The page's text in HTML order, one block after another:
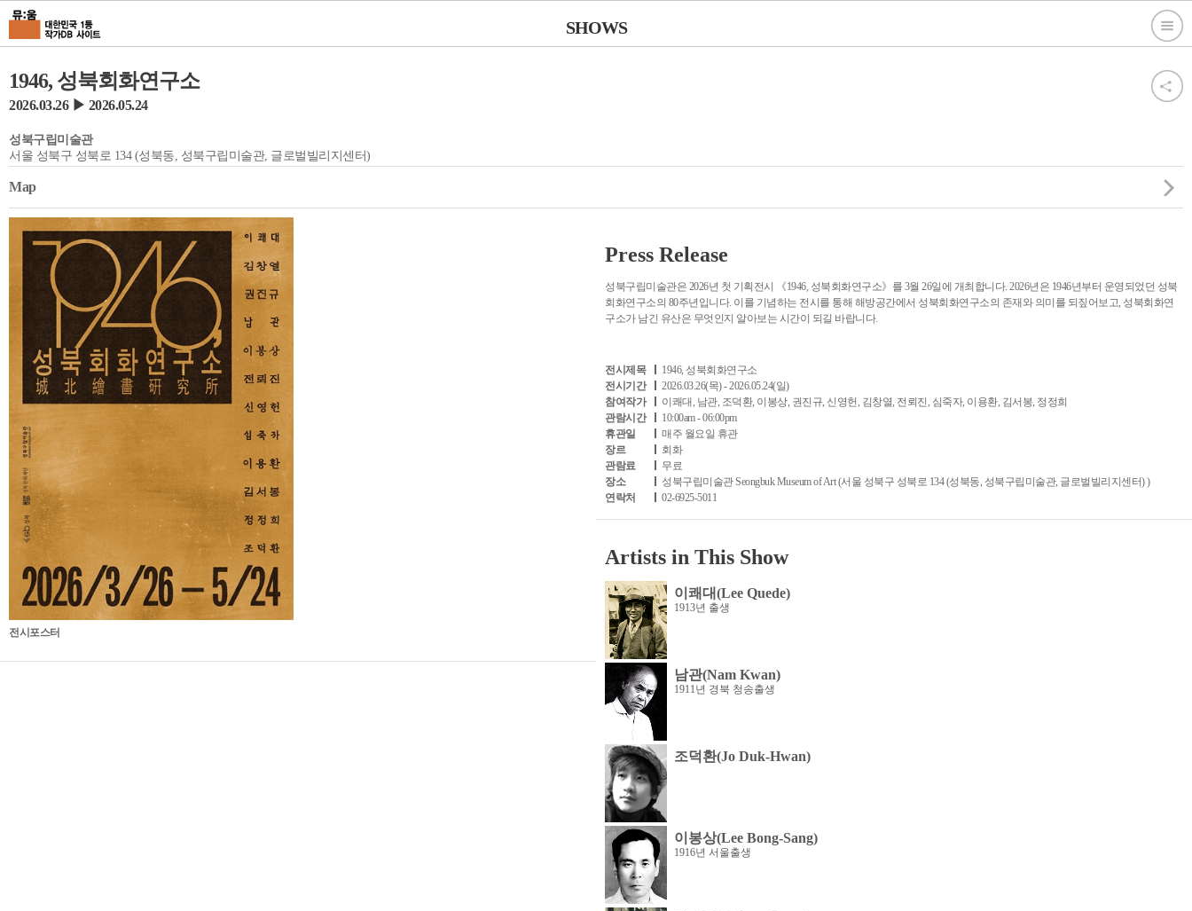
SHOWS
1946, 성북회화연구소
2026.03.26 ▶ 2026.05.24
성북구립미술관
서울 성북구 성북로 134 (성북동, 성북구립미술관, 글로벌빌리지센터)
Map
전시포스터
Press Release
성북구립미술관은 2026년 첫 기획전시 《1946, 성북회화연구소》를 3월 26일에 개최합니다. 2026년은 1946년부터 운영되었던 성북
회화연구소의 80주년입니다. 이를 기념하는 전시를 통해 해방공간에서 성북회화연구소의 존재와 의미를 되짚어보고, 성북회화연
구소가 남긴 유산은 무엇인지 알아보는 시간이 되길 바랍니다.
전시제목
1946, 성북회화연구소
전시기간
2026.03.26(목) - 2026.05.24(일)
참여작가
이쾌대, 남관, 조덕환, 이봉상, 권진규, 신영헌, 김창열, 전뢰진, 심죽자, 이용환, 김서봉, 정정희
관람시간
10:00am - 06:00pm
휴관일
매주 월요일 휴관
장르
회화
관람료
무료
장소
성북구립미술관 Seongbuk Museum of Art (서울 성북구 성북로 134 (성북동, 성북구립미술관, 글로벌빌리지센터) )
연락처
02-6925-5011
Artists in This Show
이쾌대(Lee Quede)
1913년 출생
남관(Nam Kwan)
1911년 경북 청송출생
조덕환(Jo Duk-Hwan)
이봉상(Lee Bong-Sang)
1916년 서울출생